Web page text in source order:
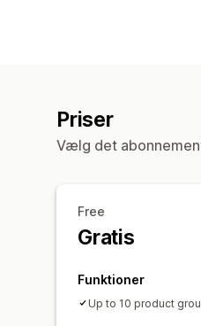
Priser
Vælg det
Free
Gratis
Funktioner
Up to 10 product